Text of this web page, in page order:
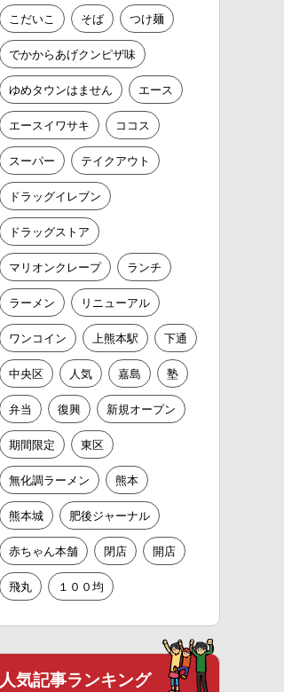
こだいこ そば つけ麺
でかからあげクンピザ味
ゆめタウンはません エース
エースイワサキ ココス
スーパー テイクアウト
ドラッグイレブン
ドラッグストア
マリオンクレープ ランチ
ラーメン リニューアル
ワンコイン 上熊本駅 下通
中央区 人気 嘉島 塾
弁当 復興 新規オープン
期間限定 東区
無化調ラーメン 熊本
熊本城 肥後ジャーナル
赤ちゃん本舗 閉店 開店
飛丸 １００均
人気記事ランキング